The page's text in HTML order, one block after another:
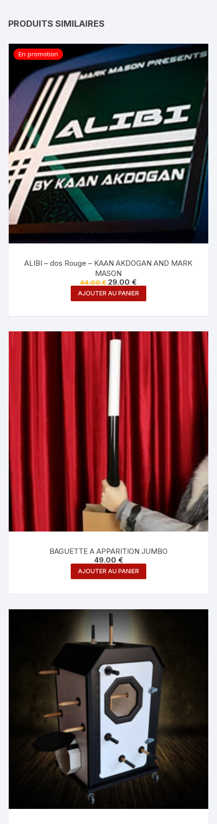
PRODUITS SIMILAIRES
En promotion
ALIBI – dos Rouge – KAAN AKDOGAN AND MARK
MASON
44.00€ Le
prix
initial
était :
29.00€Le
prix
actuel
est :
AJOUTER AU PANIER
BAGUETTE A APPARITION JUMBO
49.00 €
AJOUTER AU PANIER